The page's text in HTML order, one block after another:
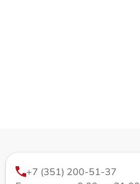
+7 (351) 200-51-37